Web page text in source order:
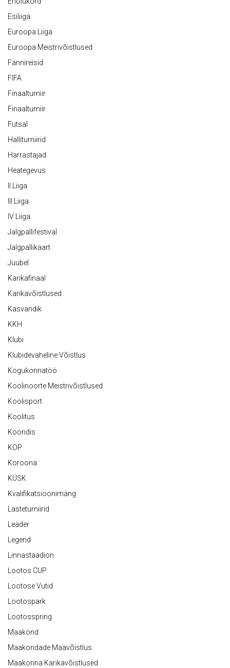
Esiliiga
Euroopa Liiga
Euroopa Meistrivõistlused
Fännireisid
FIFA
Finaalturniir
Finaalturniir
Futsal
Halliturniirid
Harrastajad
Heategevus
II Liiga
III Liiga
IV Liiga
Jalgpallifestival
Jalgpallikaart
Juubel
Karikafinaal
Karikavõistlused
Kasvandik
KKH
Klubi
Klubidevaheline Võistlus
Kogukonnatöö
Koolinoorte Meistrivõistlused
Koolisport
Koolitus
Koondis
KOP
Koroona
KÜSK
Kvalifikatsioonimäng
Lasteturniirid
Leader
Legend
Linnastaadion
Lootos CUP
Lootose Vutid
Lootospark
Lootosspring
Maakond
Maakondade Maavõistlus
Maakonna Karikavõistlused